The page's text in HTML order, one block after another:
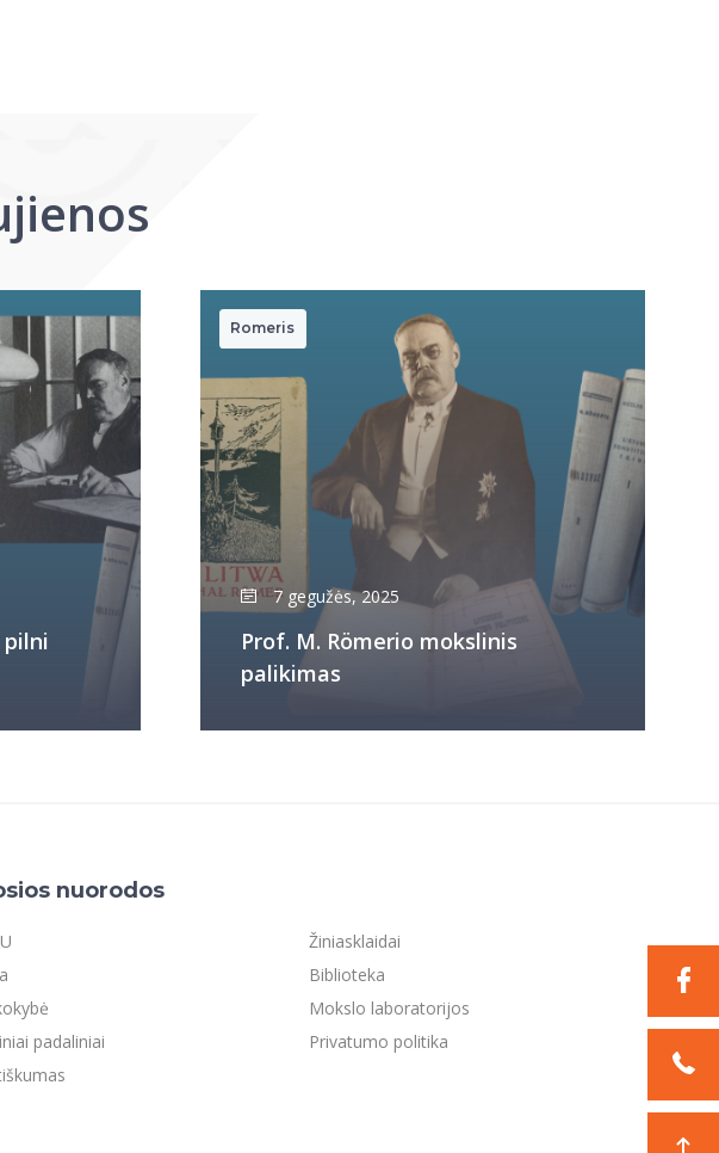
Romeris
7 gegužės, 2025
Prof. M. Römerio mokslinis
palikimas
nuorodos
padaliniai
Žiniasklaidai
Biblioteka
Mokslo laboratorijos
Privatumo politika